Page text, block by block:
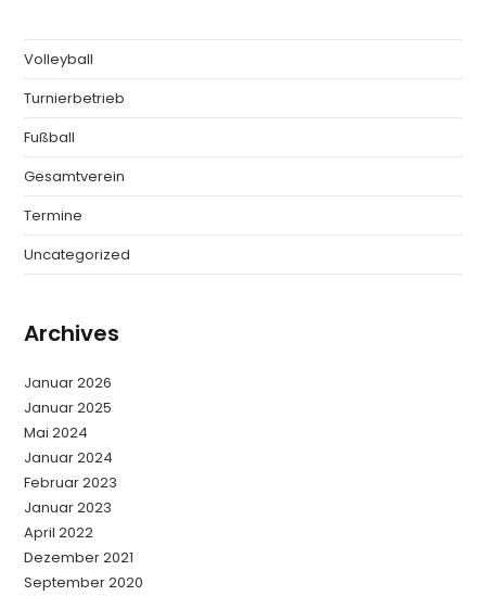
Volleyball
Turnierbetrieb
Fußball
Gesamtverein
Termine
Uncategorized
Archives
Januar 2026
Januar 2025
Mai 2024
Januar 2024
Februar 2023
Januar 2023
April 2022
Dezember 2021
September 2020